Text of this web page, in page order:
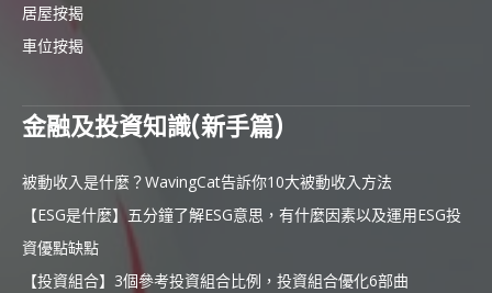
居屋按揭
車位按揭
金融及投資知識(新手篇)
被動收入是什麼？WavingCat告訴你10大被動收入方法
【ESG是什麼】五分鐘了解ESG意思，有什麼因素以及運用ESG投
資優點缺點
【投資組合】3個參考投資組合比例，投資組合優化6部曲